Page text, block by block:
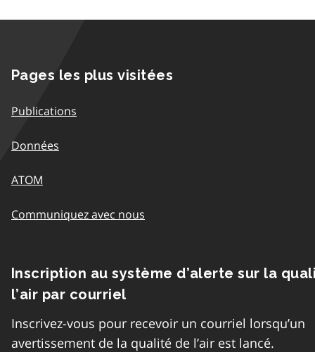
Pages les plus visitées
Publications
Données
ATOM
Communiquez avec nous
Inscription au système d’alerte sur la
l’air par courriel
Inscrivez-vous pour recevoir un courriel lorsqu’un
avertissement de la qualité de l’air est lancé.